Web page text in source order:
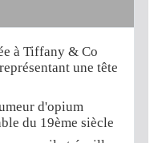
à Tiffany & Co
une tête
d'opium
du 19ème siècle